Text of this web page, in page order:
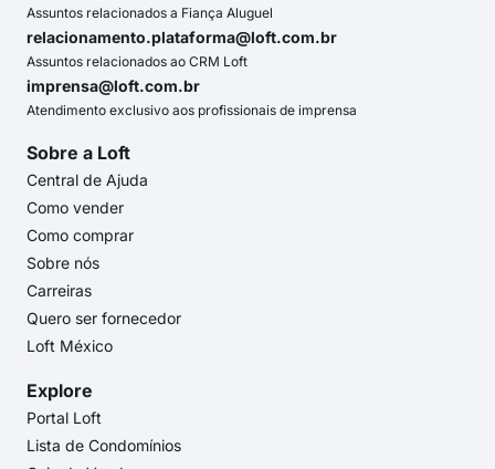
Assuntos relacionados a Fiança Aluguel
relacionamento.plataforma@loft.com.br
Assuntos relacionados ao CRM Loft
imprensa@loft.com.br
Atendimento exclusivo aos profissionais de imprensa
Sobre a Loft
Central de Ajuda
Como vender
Como comprar
Sobre nós
Carreiras
Quero ser fornecedor
Loft México
Explore
Portal Loft
Lista de Condomínios